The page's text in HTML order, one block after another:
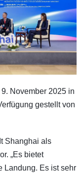
November 2025 in
gestellt von
Shanghai als
„Es bietet
Landung. Es ist sehr